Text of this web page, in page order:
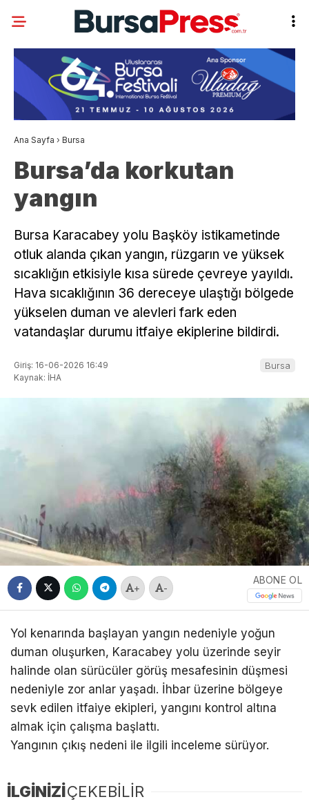
Ana Sayfa › Bursa
Bursa’da korkutan
yangın
Bursa Karacabey yolu Başköy istikametinde
otluk alanda çıkan yangın, rüzgarın ve yüksek
sıcaklığın etkisiyle kısa sürede çevreye yayıldı.
Hava sıcaklığının 36 dereceye ulaştığı bölgede
yükselen duman ve alevleri fark eden
vatandaşlar durumu itfaiye ekiplerine bildirdi.
Giriş: 16-06-2026 16:49
Kaynak: İHA
Bursa
+ -
ABONE OL
Yol kenarında başlayan yangın nedeniyle yoğun
duman oluşurken, Karacabey yolu üzerinde seyir
halinde olan sürücüler görüş mesafesinin düşmesi
nedeniyle zor anlar yaşadı. İhbar üzerine bölgeye
sevk edilen itfaiye ekipleri, yangını kontrol altına
almak için çalışma başlattı.
Yangının çıkış nedeni ile ilgili inceleme sürüyor.
İLGİNİZİÇEKEBİLİR